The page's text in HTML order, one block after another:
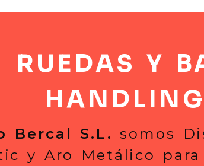
RUEDAS Y
Bercal S.L. somos
y Aro Metálico